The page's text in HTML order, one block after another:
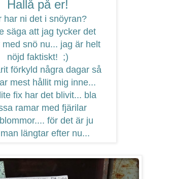
Hallå på er!
har ni det i snöyran?
säga att jag tycker det
med snö nu... jag är helt
nöjd faktiskt! ;)
förkyld några dagar så
mest hållit mig inne...
fix har det blivit... bla
ramar med fjärilar
för det är ju
längtar efter nu...